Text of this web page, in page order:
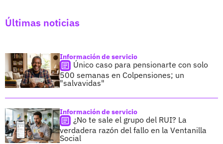
Últimas noticias
Información de servicio
Único caso para pensionarte con solo
500 semanas en Colpensiones; un
"salvavidas"
Información de servicio
¿No te sale el grupo del RUI? La
verdadera razón del fallo en la Ventanilla
Social